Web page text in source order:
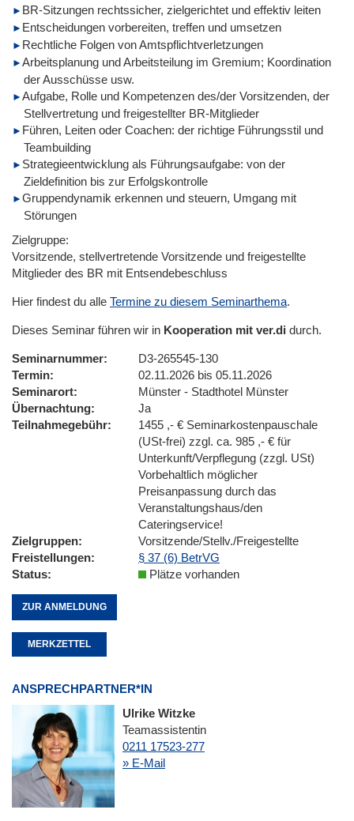
BR-Sitzungen rechtssicher, zielgerichtet und effektiv leiten
Entscheidungen vorbereiten, treffen und umsetzen
Rechtliche Folgen von Amtspflichtverletzungen
Arbeitsplanung und Arbeitsteilung im Gremium; Koordination
der Ausschüsse usw.
Aufgabe, Rolle und Kompetenzen des/der Vorsitzenden, der
Stellvertretung und freigestellter BR-Mitglieder
Führen, Leiten oder Coachen: der richtige Führungsstil und
Teambuilding
Strategieentwicklung als Führungsaufgabe: von der
Zieldefinition bis zur Erfolgskontrolle
Gruppendynamik erkennen und steuern, Umgang mit
Störungen
Zielgruppe:
Vorsitzende, stellvertretende Vorsitzende und freigestellte
Mitglieder des BR mit Entsendebeschluss
Hier findest du alle Termine zu diesem Seminarthema.
Dieses Seminar führen wir in Kooperation mit ver.di durch.
Seminarnummer
D3-265545-130
Termin
02.11.2026 bis 05.11.2026
Seminarort
Münster - Stadthotel Münster
Übernachtung
Ja
Teilnahmegebühr
1455 ,- € Seminarkostenpauschale
(USt-frei) zzgl. ca. 985 ,- € für
Unterkunft/Verpflegung (zzgl. USt)
Vorbehaltlich möglicher
Preisanpassung durch das
Veranstaltungshaus/den
Cateringservice!
Zielgruppen
Vorsitzende/Stellv./Freigestellte
Freistellungen
§ 37 (6) BetrVG
Status
Plätze vorhanden
ZUR ANMELDUNG
MERKZETTEL
ANSPRECHPARTNER*IN
Ulrike Witzke
Teamassistentin
0211 17523-277
» E-Mail